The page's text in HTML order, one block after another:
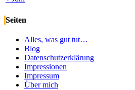
Seiten
Alles, was gut tut…
Blog
Datenschutzerklärung
Impressionen
Impressum
Über mich